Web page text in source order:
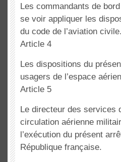
Les commandants de
se voir appliquer les
du code de l’aviation civile.
Article 4
Les dispositions du
usagers de l’espace
Article 5
Le directeur des services
circulation aérienne
l’exécution du présent
République française.